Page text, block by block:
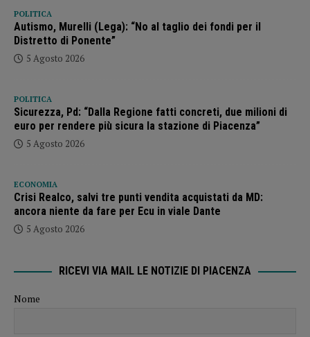
POLITICA
Autismo, Murelli (Lega): “No al taglio dei fondi per il
Distretto di Ponente”
5 Agosto 2026
POLITICA
Sicurezza, Pd: “Dalla Regione fatti concreti, due milioni di
euro per rendere più sicura la stazione di Piacenza”
5 Agosto 2026
ECONOMIA
Crisi Realco, salvi tre punti vendita acquistati da MD:
ancora niente da fare per Ecu in viale Dante
5 Agosto 2026
RICEVI VIA MAIL LE NOTIZIE DI PIACENZA
Nome